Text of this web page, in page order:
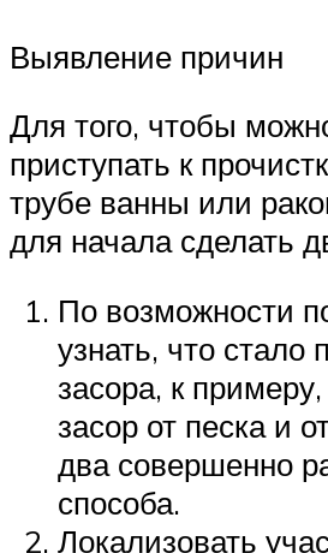
Выявление причин
Для того, чтобы
приступать к
трубе ванны или
для начала сделать
По возможности
узнать, что стало
засора, к
засор от песка и
два совершенно
способа.
Локализовать